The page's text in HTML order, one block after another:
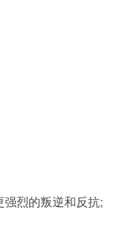
烈的叛逆和反抗;